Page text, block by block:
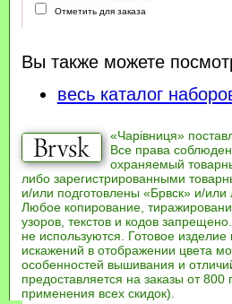
Отметить для заказа
Вы также можете
весь каталог
«Чарівниця»
Все права
охраняемый
либо зарегистрированными
и/или подготовлены «Брвск» и/
Любое копирование,
узоров, текстов и кодов
не используются. Готовое
искажений в отображении цвета
особенностей вышивания и
предоставляется на заказы от
применения всех скидок).